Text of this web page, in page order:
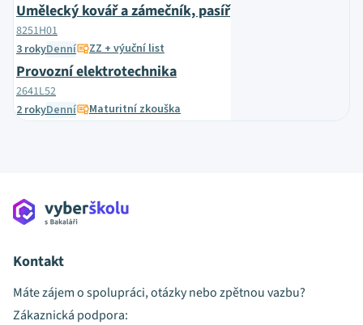
Umělecký kovář a zámečník, pasíř
8251H01
3 rokyDenní ZZ + výuční list
Provozní elektrotechnika
2641L52
2 rokyDenní Maturitní zkouška
Kontakt
Máte zájem o spolupráci, otázky nebo zpětnou vazbu?
Zákaznická podpora: